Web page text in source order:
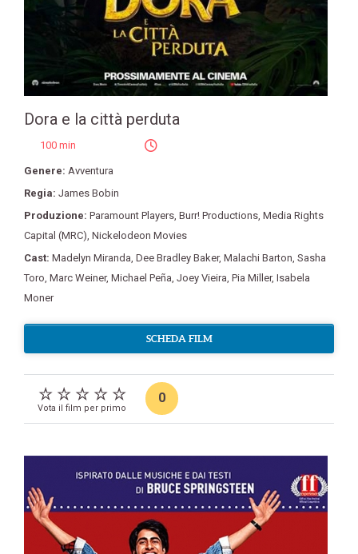
Dora e la città perduta
100 min
Genere: Avventura
Regia: James Bobin
Produzione: Paramount Players Burr! Productions Media Rights
Capital (MRC) Nickelodeon Movies
Cast: Madelyn Miranda Dee Bradley Baker, Malachi Barton Sasha
Toro Marc Weiner, Michael Peña Joey Vieira Pia Miller, Isabela
Moner
SCHEDA FILM
Vota il film per primo
0